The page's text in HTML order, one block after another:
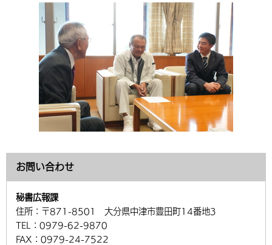
お問い合わせ
秘書広報課
住所： 〒871-8501 大分県中津市豊田町14番地3
TEL： 0979-62-9870
FAX： 0979-24-7522